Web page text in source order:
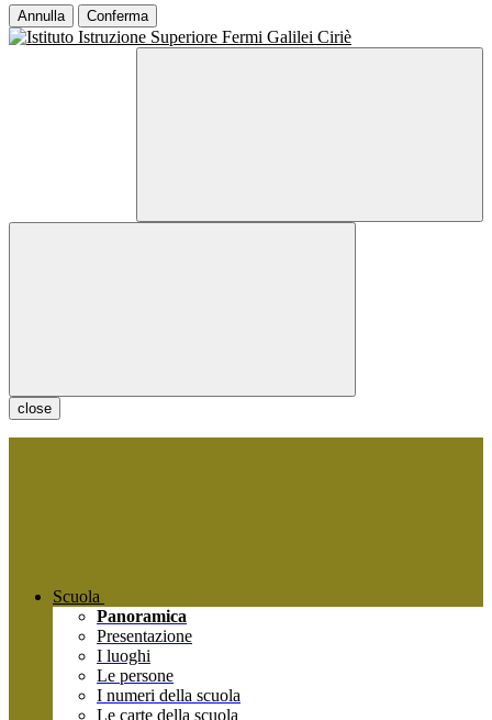
Annulla Conferma
close
Scuola
Panoramica
Presentazione
I luoghi
Le persone
I numeri della scuola
Le carte della scuola